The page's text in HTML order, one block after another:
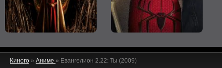
Киного » Аниме » Евангелион 2.22: Ты (2009)